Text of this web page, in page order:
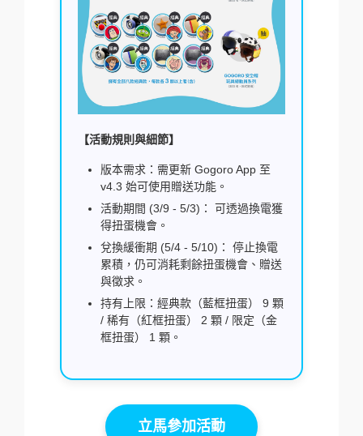
【活動規則與細節】
版本需求：需更新 Gogoro App 至
v4.3 始可使用贈送功能。
活動期間 (3/9 - 5/3)： 可透過換電獲
得扭蛋機會。
兌換緩衝期 (5/4 - 5/10)： 停止換電
累積，仍可消耗剩餘扭蛋機會、贈送
與徵求。
持有上限：經典款（藍框扭蛋） 9 顆
/ 稀有（紅框扭蛋） 2 顆 / 限定（金
框扭蛋） 1 顆。
立馬參加活動